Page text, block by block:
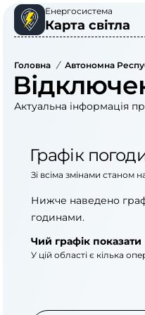
Енергосистема
Карта світла
Головна / Автономна
Актуальна інформація
Графік
Зі всіма змінами станом
Нижче наведено
годинами.
Чий графік показати
У цій області є кілька